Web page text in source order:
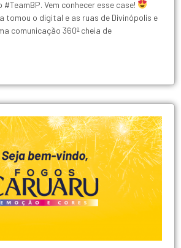
Vem conhecer esse case!
tomou o digital e as ruas de Divinópolis e
comunicação 360º cheia de